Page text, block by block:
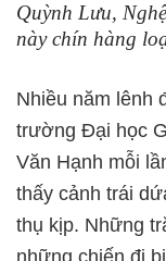
Quỳnh Lưu,
này chín hàng
Nhiều năm lênh
trường Đại học
Văn Hạnh mỗi
thấy cảnh trái
thụ kịp. Những
những chiến đi